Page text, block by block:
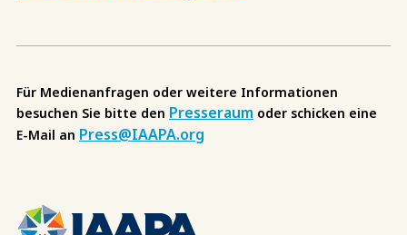
Für Medienanfragen oder weitere Informationen
besuchen Sie bitte den Presseraum oder schicken eine
E-Mail an Press@IAAPA.org